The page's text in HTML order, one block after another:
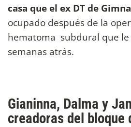
casa que el ex DT de
ocupado después de la
hematoma subdural que le
semanas atrás.
Gianinna, Dalma y
creadoras del bloque